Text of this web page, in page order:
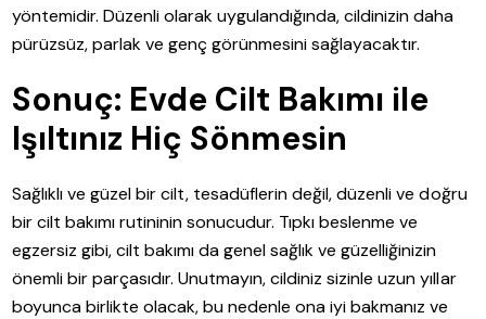
yöntemidir. Düzenli olarak uygulandığında, cildinizin daha
pürüzsüz, parlak ve genç görünmesini sağlayacaktır.
Sonuç: Evde Cilt Bakımı ile
Işıltınız Hiç Sönmesin
Sağlıklı ve güzel bir cilt, tesadüflerin değil, düzenli ve doğru
bir cilt bakımı rutininin sonucudur. Tıpkı beslenme ve
egzersiz gibi, cilt bakımı da genel sağlık ve güzelliğinizin
önemli bir parçasıdır. Unutmayın, cildiniz sizinle uzun yıllar
boyunca birlikte olacak, bu nedenle ona iyi bakmanız ve